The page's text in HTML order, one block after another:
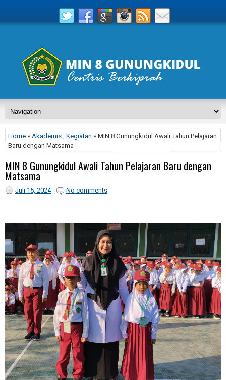
Home » Akademis , Kegiatan » MIN 8 Gunungkidul Awali Tahun Pelajaran
Baru dengan Matsama
MIN 8 Gunungkidul Awali Tahun Pelajaran Baru dengan
Matsama
Juli 15, 2024 No comments